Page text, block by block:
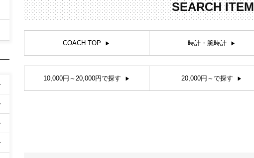
会員ランクについて
ポイント履歴
SEARCH ITEM
COACH TOP 時計・腕時計
10,000円～20,000円で探す 20,000円～で探す